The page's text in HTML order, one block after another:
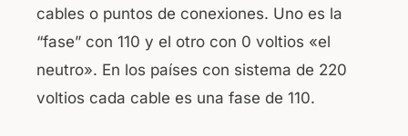
cables o puntos de conexiones. Uno es la
“fase” con 110 y el otro con 0 voltios «el
neutro». En los países con sistema de 220
voltios cada cable es una fase de 110.